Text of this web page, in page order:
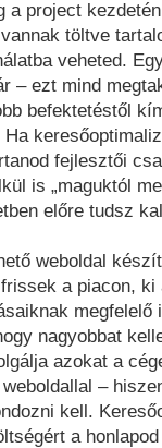
a project
töltve
veheted.
– ezt mind
befektetéstől
fejlesztői
is „maguktól
előre tudsz
weboldal
a piacon, ki
megfelelő
nagyobbat
azokat a
–
kell.
a